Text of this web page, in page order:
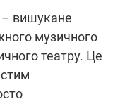
– вишукане
музичного
театру. Це